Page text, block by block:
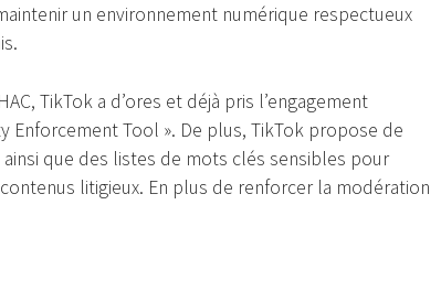
un environnement numérique respectueux
TikTok a d’ores et déjà pris l’engagement
Enforcement Tool ». De plus, TikTok propose de
que des listes de mots clés sensibles pour
litigieux. En plus de renforcer la modération